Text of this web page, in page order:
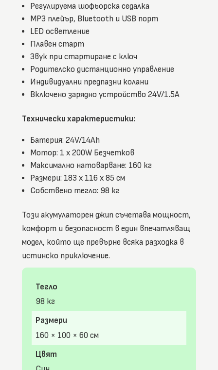
Регулируема шофьорска седалка
MP3 плейър, Bluetooth и USB порт
LED осветление
Плавен старт
Звук при стартиране с ключ
Родителско дистанционно управление
Индивидуални предпазни колани
Включено зарядно устройство 24V/1.5A
Технически характеристики:
Батерия: 24V/14Ah
Мотор: 1 х 200W Безчетков
Максимално натоварване: 160 кг
Размери: 183 x 116 x 85 см
Собствено тегло: 98 кг
Този акумулаторен джип съчетава мощност,
комфорт и безопасност в един впечатляващ
модел, който ще превърне всяка разходка в
истинско приключение.
Тегло
98 кг
Размери
160 × 100 × 60 см
Цвят